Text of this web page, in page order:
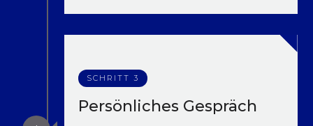
SCHRITT 3
Persönliches Gespräch